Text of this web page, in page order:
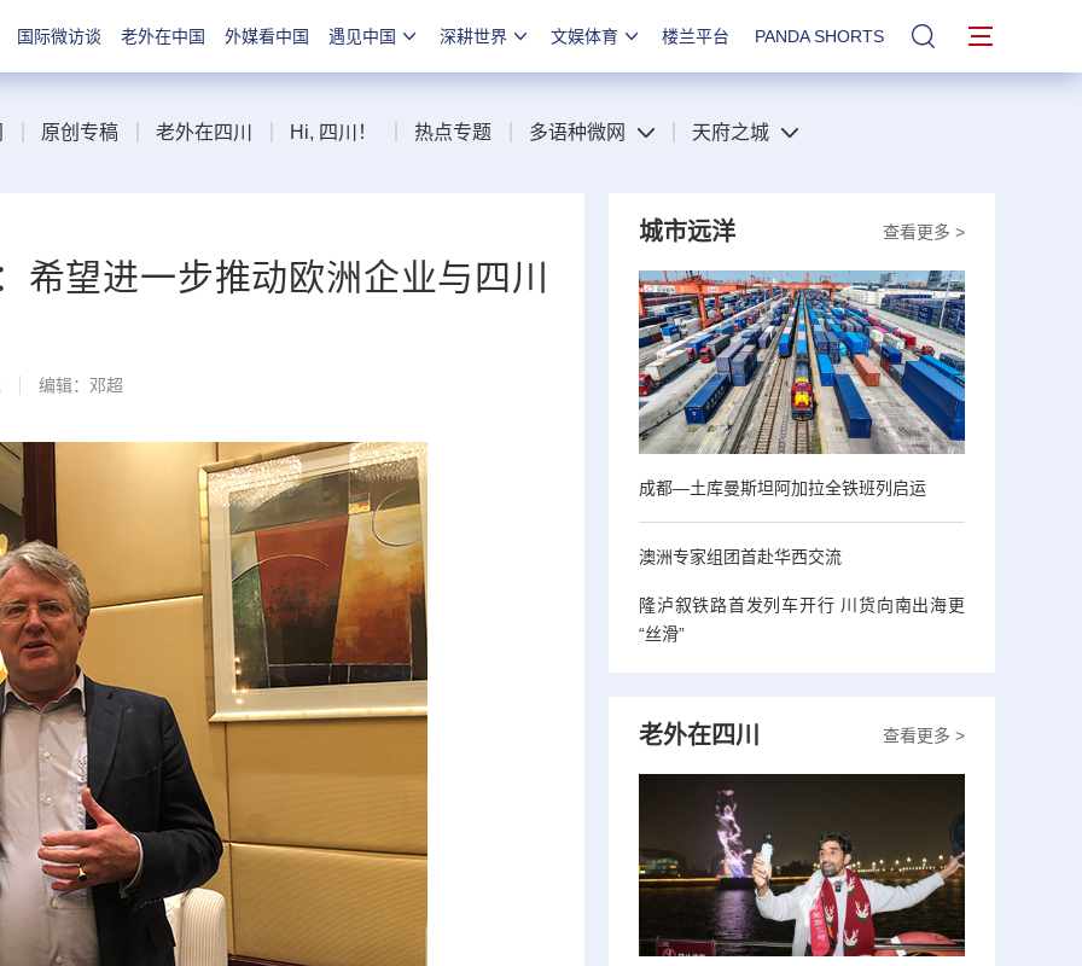
国际微访谈 老外在中国 外媒看中国 遇见中国 深耕世界 文娱体育 楼兰平台 PANDA SHORTS 站内搜索
原创专稿 老外在四川 Hi, 四川！ 热点专题 多语种微网 天府之城
希望进一步推动欧洲企业与四川
编辑：邓超
查看更多 >
城市远洋
成都—土库曼斯坦阿加拉全铁班列启运
澳洲专家组团首赴华西交流
隆泸叙铁路首发列车开行 川货向南出海更
“丝滑”
查看更多 >
老外在四川